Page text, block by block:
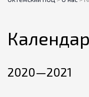
2020—2021